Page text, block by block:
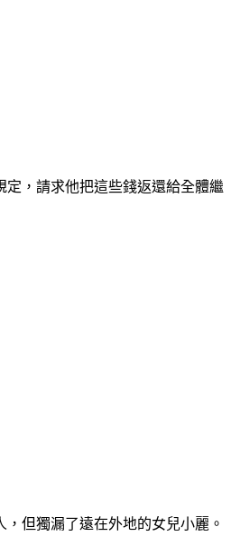
，請求他把這些錢返還給全體繼
但獨漏了遠在外地的女兒小麗。